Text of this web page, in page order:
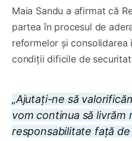
Maia Sandu a afirmat că
partea în procesul de
reformelor și consolidarea
condiții dificile de
„Ajutați-ne să
vom continua să livrăm
responsabilitate față